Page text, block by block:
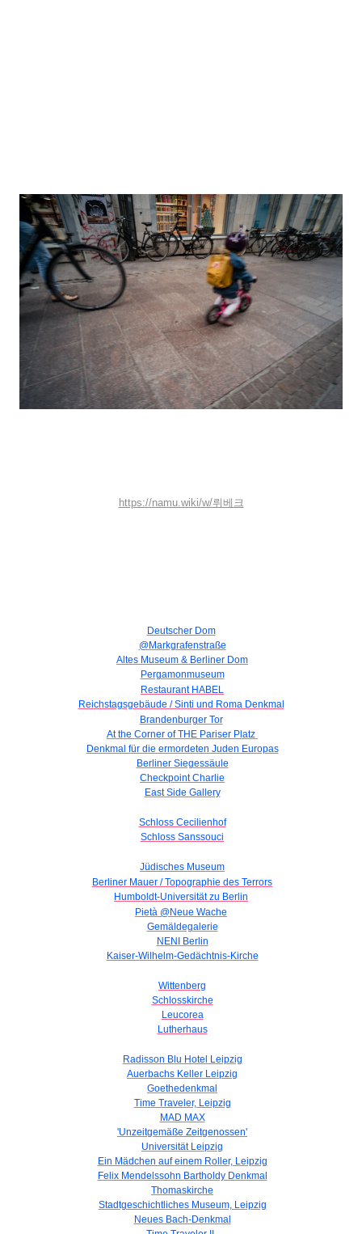
https://namu.wiki/w/뤼베크
Deutscher Dom
@Markgrafenstraße
Altes Museum & Berliner Dom
Pergamonmuseum
Restaurant HABEL
Reichstagsgebäude / Sinti und Roma Denkmal
Brandenburger Tor
At the Corner of THE Pariser Platz
Denkmal für die ermordeten Juden Europas
Berliner Siegessäule
Checkpoint Charlie
East Side Gallery
Schloss Cecilienhof
Schloss Sanssouci
Jüdisches Museum
Berliner Mauer / Topographie des Terrors
Humboldt-Universität zu Berlin
Pietà @Neue Wache
Gemäldegalerie
NENI Berlin
Kaiser-Wilhelm-Gedächtnis-Kirche
Wittenberg
Schlosskirche
Leucorea
Lutherhaus
Radisson Blu Hotel Leipzig
Auerbachs Keller Leipzig
Goethedenkmal
Time Traveler, Leipzig
MAD MAX
'Unzeitgemäße Zeitgenossen'
Universität Leipzig
Ein Mädchen auf einem Roller, Leipzig
Felix Mendelssohn Bartholdy Denkmal
Thomaskirche
Stadtgeschichtliches Museum, Leipzig
Neues Bach-Denkmal